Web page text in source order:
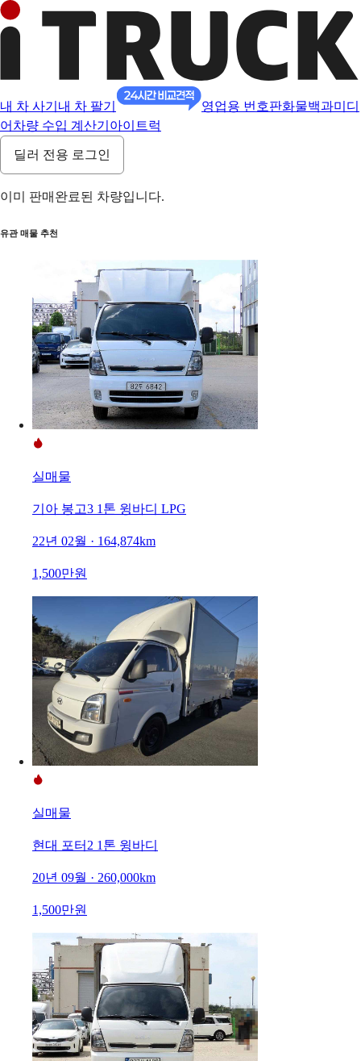
내 차 사기 내 차 팔기 영업용 번호판화물백과미디
어 차량 수입 계산기 아이트럭
딜러 전용 로그인
이미 판매완료된 차량입니다.
유관 매물 추천
실매물
기아 봉고3 1톤 윙바디 LPG
22년 02월 · 164,874km
1,500만원
실매물
현대 포터2 1톤 윙바디
20년 09월 · 260,000km
1,500만원